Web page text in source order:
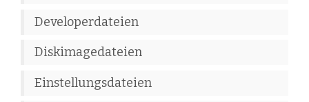
Developerdateien
Diskimagedateien
Einstellungsdateien